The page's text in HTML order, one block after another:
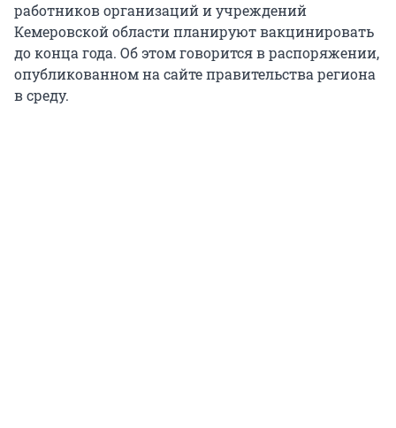
работников организаций и учреждений
Кемеровской области планируют вакцинировать
до конца года. Об этом говорится в распоряжении,
опубликованном на сайте правительства региона
в среду.